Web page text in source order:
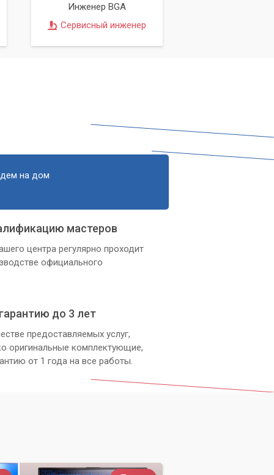
Инженер BGA
Сервисный инженер
на дом
мастеров
центра регулярно проходит
официального
до 3 лет
предоставляемых услуг,
оригинальные комплектующие,
от 1 года на все работы.